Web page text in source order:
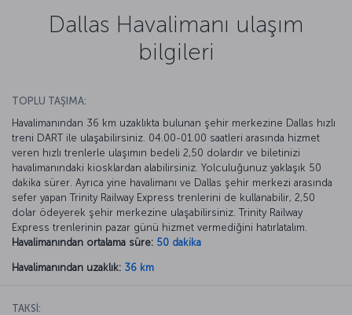
Dallas Havalimanı ulaşım
bilgileri
TOPLU TAŞIMA:
Havalimanından 36 km uzaklıkta bulunan şehir merkezine Dallas hızlı
treni DART ile ulaşabilirsiniz. 04.00-01.00 saatleri arasında hizmet
veren hızlı trenlerle ulaşımın bedeli 2,50 dolardır ve biletinizi
havalimanındaki kiosklardan alabilirsiniz. Yolculuğunuz yaklaşık 50
dakika sürer. Ayrıca yine havalimanı ve Dallas şehir merkezi arasında
sefer yapan Trinity Railway Express trenlerini de kullanabilir, 2,50
dolar ödeyerek şehir merkezine ulaşabilirsiniz. Trinity Railway
Express trenlerinin pazar günü hizmet vermediğini hatırlatalım.
Havalimanından ortalama süre: 50 dakika
Havalimanından uzaklık: 36 km
TAKSİ: